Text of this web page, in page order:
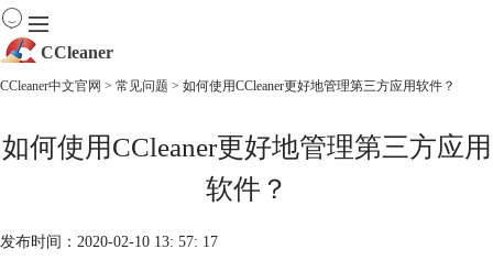
CCleaner
产品
CCleaner中文官网 > 常见问题 > 如何使用CCleaner更好地管理第三方应用软件？
如何使用CCleaner更好地管理第三方应用
软件？
发布时间：2020-02-10 13: 57: 17